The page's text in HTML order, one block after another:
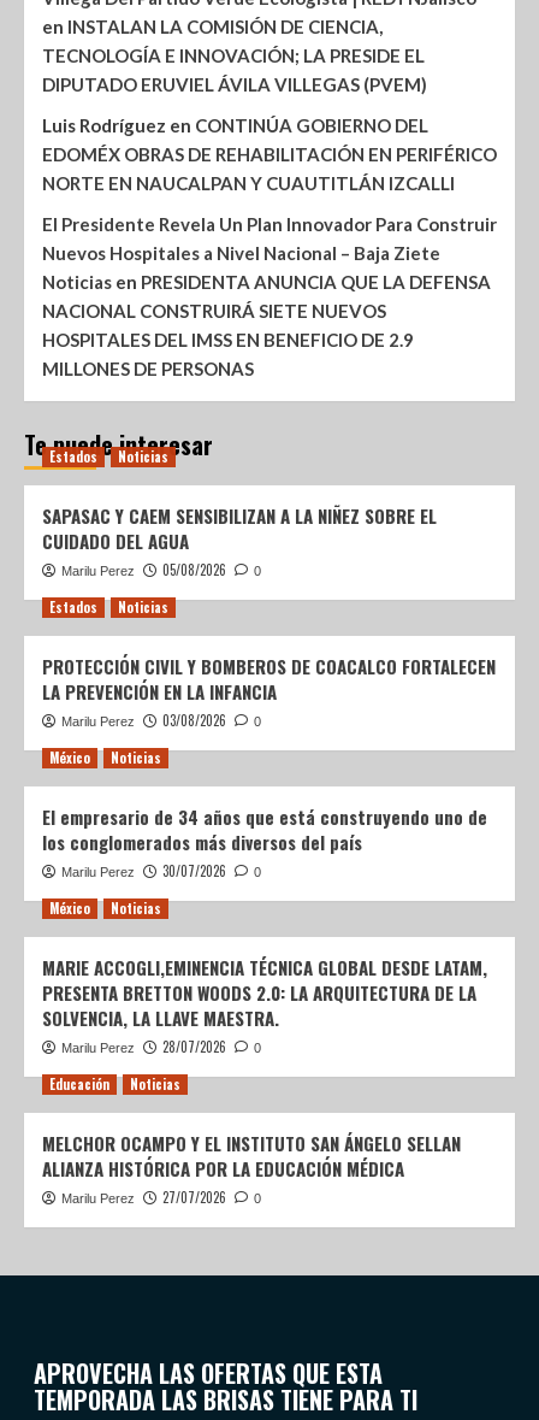
en INSTALAN LA COMISIÓN DE CIENCIA,
TECNOLOGÍA E INNOVACIÓN; LA PRESIDE EL
DIPUTADO ERUVIEL ÁVILA VILLEGAS (PVEM)
Luis Rodríguez en CONTINÚA GOBIERNO DEL
EDOMÉX OBRAS DE REHABILITACIÓN EN PERIFÉRICO
NORTE EN NAUCALPAN Y CUAUTITLÁN IZCALLI
El Presidente Revela Un Plan Innovador Para Construir
Nuevos Hospitales a Nivel Nacional – Baja Ziete
Noticias en PRESIDENTA ANUNCIA QUE LA DEFENSA
NACIONAL CONSTRUIRÁ SIETE NUEVOS
HOSPITALES DEL IMSS EN BENEFICIO DE 2.9
MILLONES DE PERSONAS
Te puede interesar
Estados Noticias
SAPASAC Y CAEM SENSIBILIZAN A LA NIÑEZ SOBRE EL
CUIDADO DEL AGUA
Marilu Perez 05/08/2026 0
Estados Noticias
PROTECCIÓN CIVIL Y BOMBEROS DE COACALCO FORTALECEN
LA PREVENCIÓN EN LA INFANCIA
Marilu Perez 03/08/2026 0
México Noticias
El empresario de 34 años que está construyendo uno de
los conglomerados más diversos del país
Marilu Perez 30/07/2026 0
México Noticias
MARIE ACCOGLI,EMINENCIA TÉCNICA GLOBAL DESDE LATAM,
PRESENTA BRETTON WOODS 2.0: LA ARQUITECTURA DE LA
SOLVENCIA, LA LLAVE MAESTRA.
Marilu Perez 28/07/2026 0
Educación Noticias
MELCHOR OCAMPO Y EL INSTITUTO SAN ÁNGELO SELLAN
ALIANZA HISTÓRICA POR LA EDUCACIÓN MÉDICA
Marilu Perez 27/07/2026 0
APROVECHA LAS OFERTAS QUE ESTA
TEMPORADA LAS BRISAS TIENE PARA TI